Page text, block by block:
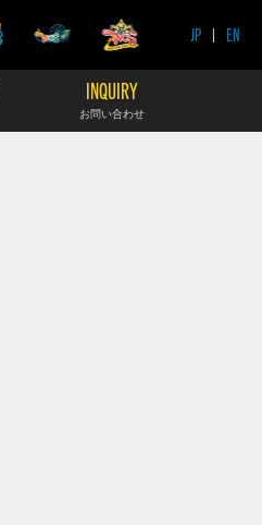
JP | EN
INQUIRY
お問い合わせ